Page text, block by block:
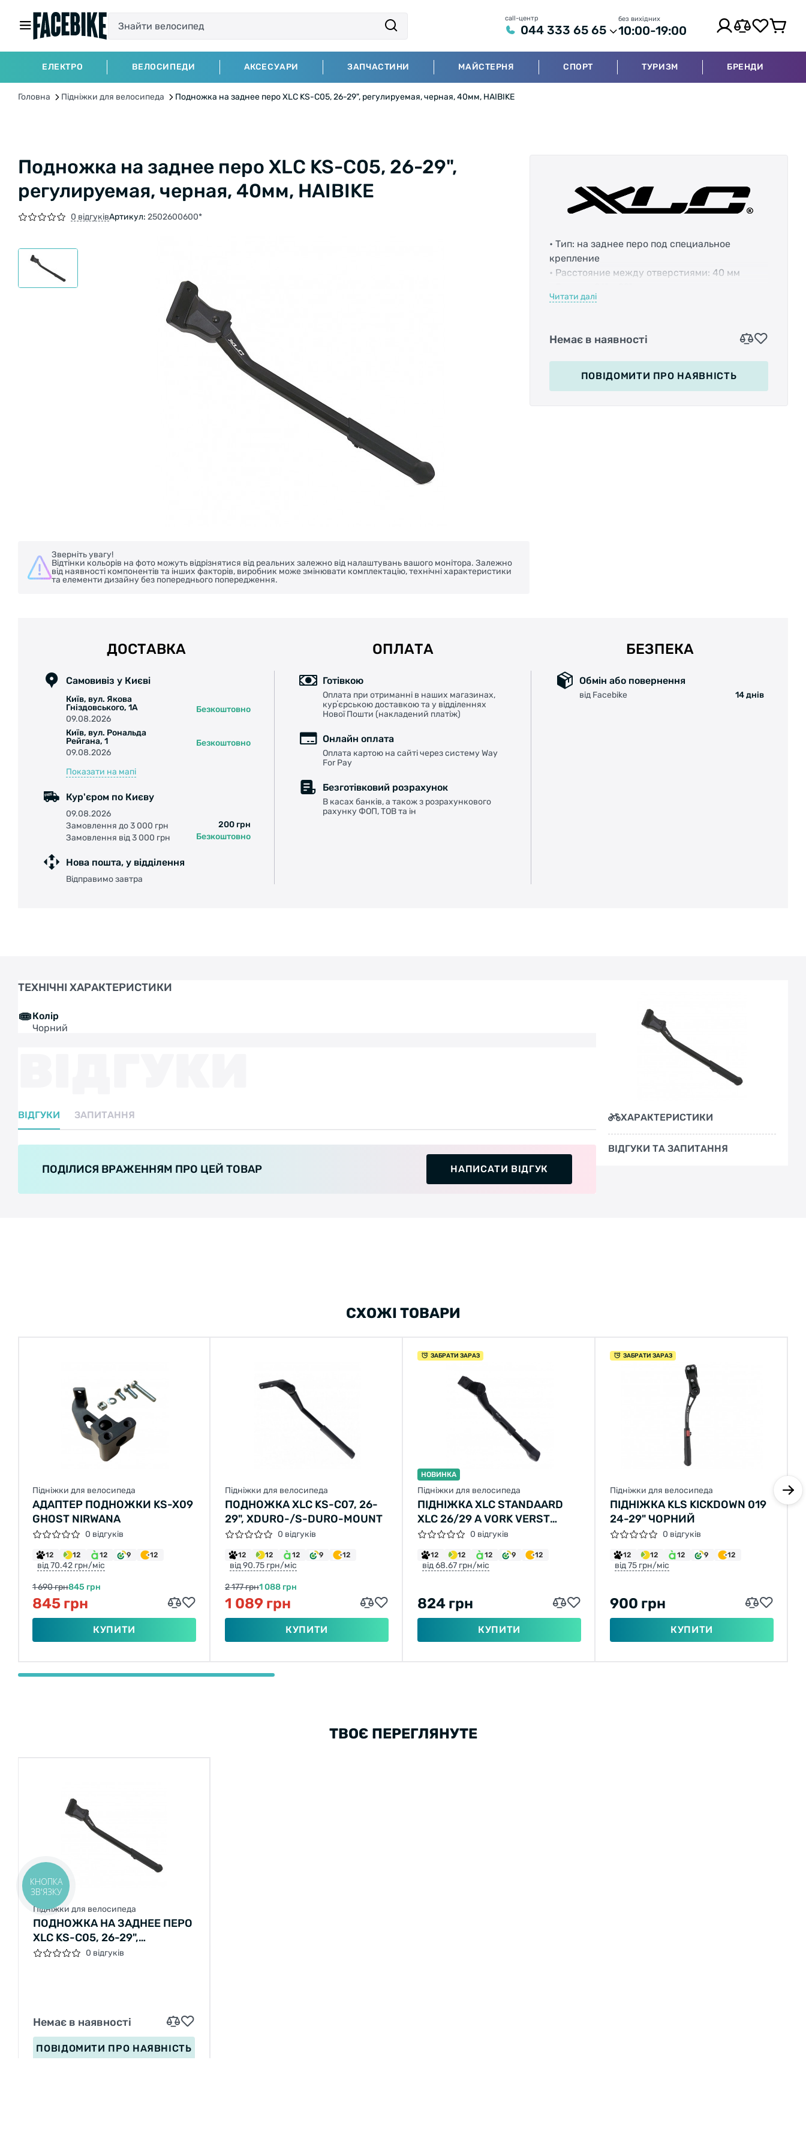
call-центр
044 333 65 65
без вихідних
10:00-19:00
ЕЛЕКТРО ВЕЛОСИПЕДИ АКСЕСУАРИ ЗАПЧАСТИНИ МАЙСТЕРНЯ СПОРТ ТУРИЗМ БРЕНДИ
Головна Підніжки для велосипеда Подножка на заднее перо XLC KS-C05, 26-29", регулируемая, черная, 40мм, HAIBIKE
Подножка на заднее перо XLC KS-C05, 26-29",
регулируемая, черная, 40мм, HAIBIKE
0 відгуківАртикул: 2502600600*
Зверніть увагу!
Відтінки кольорів на фото можуть відрізнятися від реальних залежно від налаштувань вашого монітора. Залежно
від наявності компонентів та інших факторів, виробник може змінювати комплектацію, технічні характеристики
та елементи дизайну без попереднього попередження.
• Тип: на заднее перо под специальное
крепление
• Расстояние между отверстиями: 40 мм
• В комплекте: крепеж
Читати далі
Немає в наявності
ПОВІДОМИТИ ПРО НАЯВНІСТЬ
ДОСТАВКА
Самовивіз у Києві
Київ, вул. Якова
Гніздовського, 1А
09.08.2026
Безкоштовно
Київ, вул. Рональда
Рейгана, 1
09.08.2026
Безкоштовно
Показати на мапі
Кур'єром по Києву
09.08.2026
Замовлення до 3 000 грн
200 грн
Замовлення від 3 000 грн
Безкоштовно
Нова пошта, у відділення
Відправимо завтра
ОПЛАТА
Готівкою
Оплата при отриманні в наших магазинах,
курʼєрською доставкою та у відділеннях
Нової Пошти (накладений платіж)
Онлайн оплата
Оплата картою на сайті через систему Way
For Pay
Безготівковий розрахунок
В касах банків, а також з розрахункового
рахунку ФОП, ТОВ та ін
БЕЗПЕКА
Обмін або повернення
від Facebike 14 днів
ТЕХНІЧНІ ХАРАКТЕРИСТИКИ
Колір
Чорний
ВІДГУКИ ЗАПИТАННЯ
ПОДІЛИСЯ ВРАЖЕННЯМ ПРО ЦЕЙ ТОВАР НАПИСАТИ ВІДГУК
ХАРАКТЕРИСТИКИ
ВІДГУКИ ТА ЗАПИТАННЯ
СХОЖІ ТОВАРИ
Підніжки для велосипеда
АДАПТЕР ПОДНОЖКИ KS-X09
GHOST NIRWANA
0 відгуків
12 12 12 9 12
від 70.42 грн/міс
1 690 грн845 грн
845 грн
КУПИТИ
Підніжки для велосипеда
ПОДНОЖКА XLC KS-C07, 26-
29", XDURO-/S-DURO-MOUNT
0 відгуків
12 12 12 9 12
від 90.75 грн/міс
2 177 грн1 088 грн
1 089 грн
КУПИТИ
ЗАБРАТИ ЗАРАЗ
НОВИНКА
Підніжки для велосипеда
ПІДНІЖКА XLC STANDAARD
XLC 26/29 A VORK VERST
18MM M6 ZW K
0 відгуків
12 12 12 9 12
від 68.67 грн/міс
824 грн
КУПИТИ
ЗАБРАТИ ЗАРАЗ
Підніжки для велосипеда
ПІДНІЖКА KLS KICKDOWN 019
24-29" ЧОРНИЙ
0 відгуків
12 12 12 9 12
від 75 грн/міс
900 грн
КУПИТИ
ТВОЄ ПЕРЕГЛЯНУТЕ
Підніжки для велосипеда
ПОДНОЖКА НА ЗАДНЕЕ ПЕРО
XLC KS-C05, 26-29",
РЕГУЛИРУЕМАЯ, ЧЕРНАЯ,
0 відгуків
Немає в наявності
ПОВІДОМИТИ ПРО НАЯВНІСТЬ
КНОПКА
ЗВ'ЯЗКУ